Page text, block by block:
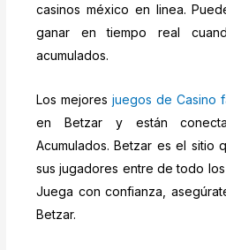
casinos méxico en linea.
ganar en tiempo real
acumulados.
Los mejoresjuegos de Casino
en Betzar y están
Acumulados. Betzar es el sitio
sus jugadores entre de todo
Juega con confianza,
Betzar.